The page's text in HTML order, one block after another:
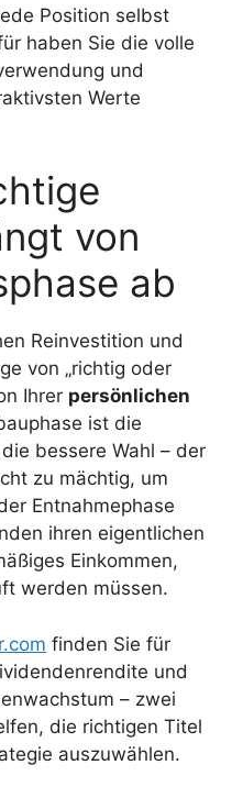
Position selbst
haben Sie die volle
und
Werte
von
ab
Reinvestition und
von „richtig oder
Ihrer persönlichen
ist die
bessere Wahl – der
zu mächtig, um
Entnahmephase
ihren eigentlichen
Einkommen,
werden müssen.
finden Sie für
und
– zwei
die richtigen Titel
auszuwählen.